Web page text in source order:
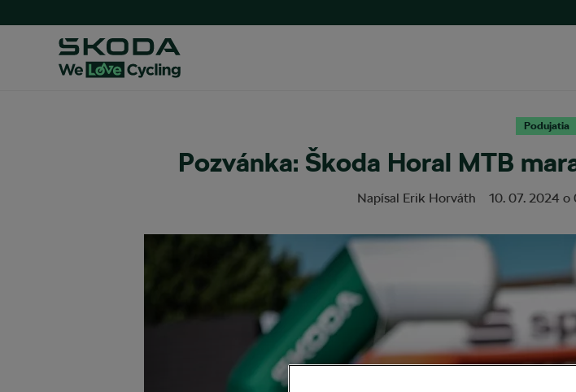
Podujatia
Pozvánka: Škoda Horal MTB
Napísal Erik Horváth 10. 07. 2024 o